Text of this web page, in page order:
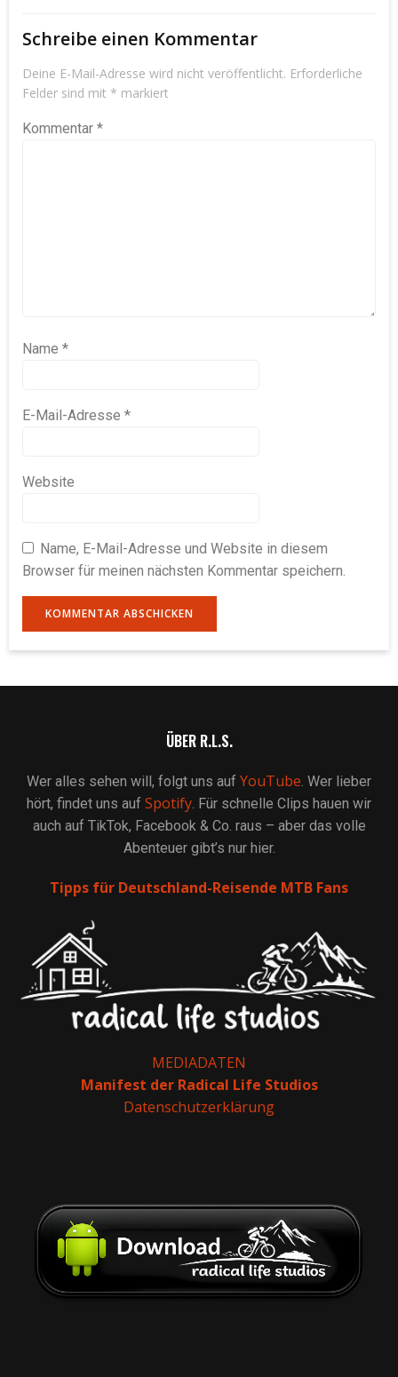
Schreibe einen Kommentar
Deine E-Mail-Adresse wird nicht veröffentlicht. Erforderliche
Felder sind mit * markiert
Kommentar *
Name *
E-Mail-Adresse *
Website
Name, E-Mail-Adresse und Website in diesem
Browser für meinen nächsten Kommentar speichern.
ÜBER R.L.S.
Wer alles sehen will, folgt uns auf YouTube. Wer lieber
hört, findet uns auf Spotify. Für schnelle Clips hauen wir
auch auf TikTok, Facebook & Co. raus – aber das volle
Abenteuer gibt’s nur hier.
Tipps für Deutschland-Reisende MTB Fans
MEDIADATEN
Manifest der Radical Life Studios
Datenschutzerklärung